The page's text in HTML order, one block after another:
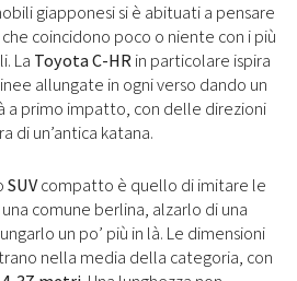
giapponesi si è abituati a pensare
coincidono poco o niente con i più
La Toyota C-HRin particolare ispira
allungate in ogni verso dando un
a primo impatto, con delle direzioni
di un’antica katana.
SUVcompatto è quello di imitare le
comune berlina, alzarlo di una
un po’ più in là. Le dimensioni
nella media della categoria, con